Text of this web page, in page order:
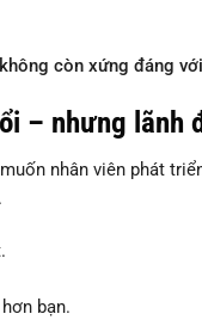
còn xứng đáng
– nhưng lãnh
nhân viên phát
bạn.